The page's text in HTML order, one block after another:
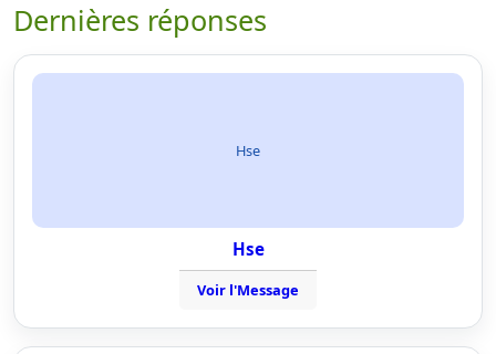
Dernières réponses
Hse
Hse
Voir l'Message